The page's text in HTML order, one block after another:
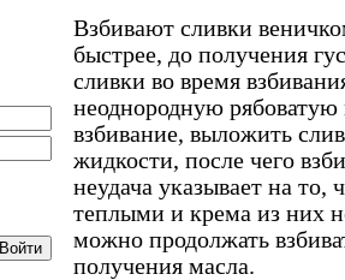
Взбивают сливки
быстрее, до получения
сливки во время
неоднородную рябоватую
взбивание, выложить
жидкости, после чего
неудача указывает на
теплыми и крема из них
можно продолжать
получения масла.